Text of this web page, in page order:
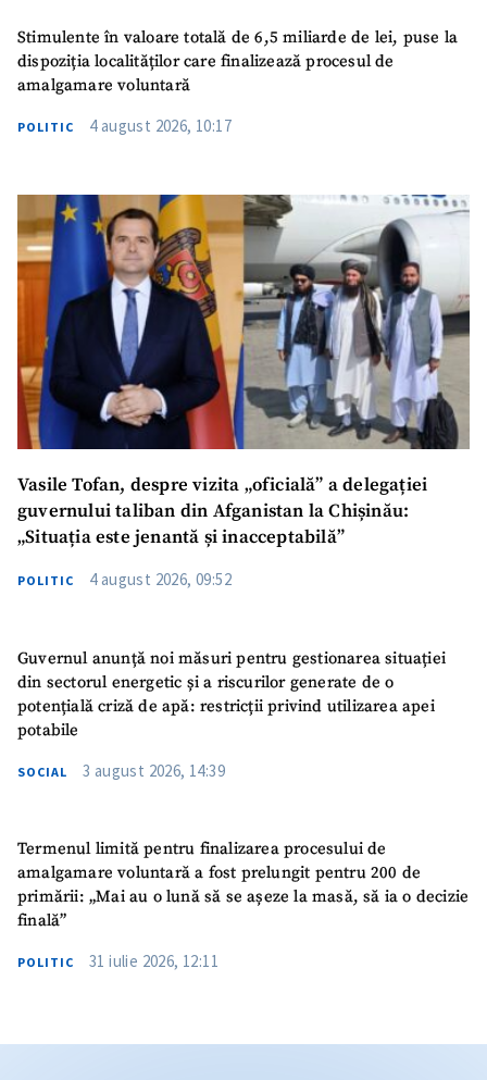
Stimulente în valoare totală de 6,5 miliarde de lei, puse la
dispoziția localităților care finalizează procesul de
amalgamare voluntară
POLITIC 4 august 2026, 10:17
Vasile Tofan, despre vizita „oficială” a delegației
guvernului taliban din Afganistan la Chișinău:
„Situația este jenantă și inacceptabilă”
POLITIC 4 august 2026, 09:52
Guvernul anunță noi măsuri pentru gestionarea situației
din sectorul energetic și a riscurilor generate de o
potențială criză de apă: restricții privind utilizarea apei
potabile
SOCIAL 3 august 2026, 14:39
Termenul limită pentru finalizarea procesului de
amalgamare voluntară a fost prelungit pentru 200 de
primării: „Mai au o lună să se așeze la masă, să ia o decizie
finală”
POLITIC 31 iulie 2026, 12:11